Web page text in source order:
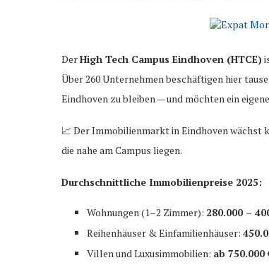
DerHigh Tech Campus Eindhoven (HTCE)
Über 260 Unternehmen beschäftigen hier
Eindhoven zu bleiben — und möchten ein
📈 Der Immobilienmarkt in Eindhoven wächst
die nahe am Campus liegen.
Durchschnittliche Immobilienpreise 2025:
Wohnungen (1–2 Zimmer): 280.000 –
Reihenhäuser & Einfamilienhäuser:
Villen und Luxusimmobilien: ab 750.000